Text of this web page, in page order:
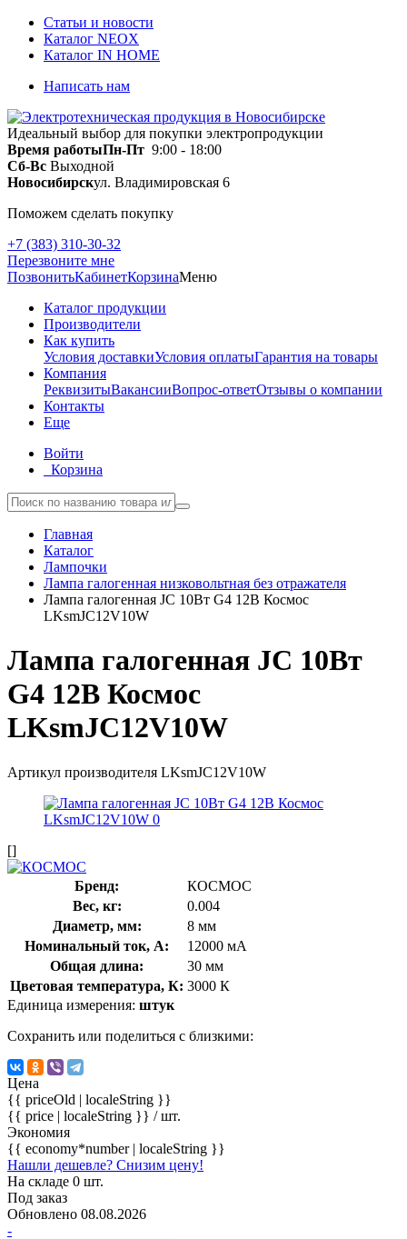
Статьи и новости
Каталог NEOX
Каталог IN HOME
Написать нам
Идеальный выбор для покупки электропродукции
Время работыПн-Пт 9:00 - 18:00
Сб-Вс Выходной
Новосибирскул. Владимировская 6
Поможем сделать покупку
+7 (383) 310-30-32
Перезвоните мне
ПозвонитьКабинетКорзинаМеню
Каталог продукции
Производители
Как купить
Условия доставкиУсловия оплатыГарантия на товары
Компания
РеквизитыВакансииВопрос-ответОтзывы о компании
Контакты
Еще
Войти
Корзина
Главная
Каталог
Лампочки
Лампа галогенная низковольтная без отражателя
Лампа галогенная JC 10Вт G4 12В Космос
LKsmJC12V10W
Лампа галогенная JC 10Вт
G4 12В Космос
LKsmJC12V10W
Артикул производителя LKsmJC12V10W
[]
Бренд:
КОСМОС
Вес, кг:
0.004
Диаметр, мм:
8 мм
Номинальный ток, А:
12000 мА
Общая длина:
30 мм
Цветовая температура, К: 3000 К
Единица измерения: штук
Сохранить или поделиться с близкими:
Цена
{{ priceOld | localeString }}
{{ price | localeString }} / шт.
Экономия
{{ economy*number | localeString }}
Нашли дешевле? Снизим цену!
На складе 0 шт.
Под заказ
Обновлено 08.08.2026
-